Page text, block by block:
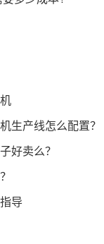
生产线怎么配置？
好卖么？
导